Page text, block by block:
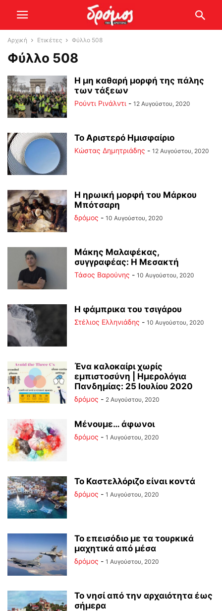
Αρχική Ετικέτες Φύλλο 508
Φύλλο 508
Η μη καθαρή μορφή της πάλης
των τάξεων
Ρούντι Ρινάλντι - 12 Αυγούστου, 2020
Το Αριστερό Ημισφαίριο
Kώστας Δημητριάδης - 12 Αυγούστου, 2020
Η ηρωική μορφή του Μάρκου
Μπότσαρη
δρόμος - 10 Αυγούστου, 2020
Μάκης Μαλαφέκας,
συγγραφέας: Η Μεσακτή
Τάσος Βαρούνης - 10 Αυγούστου, 2020
Η φάμπρικα του τσιγάρου
Στέλιος Ελληνιάδης - 10 Αυγούστου, 2020
Ένα καλοκαίρι χωρίς
εμπιστοσύνη | Ημερολόγια
Πανδημίας: 25 Ιουλίου 2020
δρόμος - 2 Αυγούστου, 2020
Μένουμε… άφωνοι
δρόμος - 1 Αυγούστου, 2020
Το Καστελλόριζο είναι κοντά
δρόμος - 1 Αυγούστου, 2020
Το επεισόδιο με τα τουρκικά
μαχητικά από μέσα
δρόμος - 1 Αυγούστου, 2020
Το νησί από την αρχαιότητα έως
σήμερα